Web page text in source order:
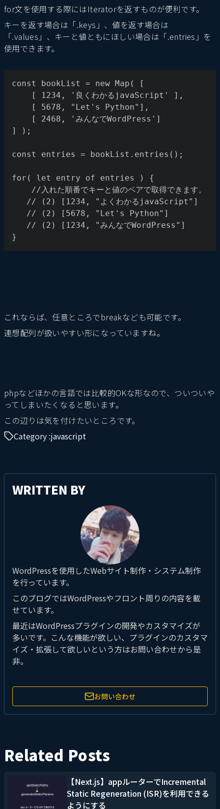
for文を使用する際にはIteratorを返すものが便利です。
キーを返す場合は「.keys」、値を返す場合は
「.values」、キーと値ともにほしい場合は「.entries」を
使用できます。
const bookList = new Map( [
    [ 1234, '良くわかるjavaScript' ],
    [ 5678, "Let's Python"],
    [ 2468, 'みんなでWordPress']
] );
const entries = bookList.entries();
for( let entry of entries ) {
    //入れた順番でキーと値のペアで取得できます。
   // (2) [1234, "よくわかるjavaScript"]
   // (2) [5678, "Let's Python"]
   // (2) [1234, "みんなでWordPress"]
}
これならば、任意ところでbreakなども可能です。
連想配列が扱いやすい形になっていますね。
phpなどほかの言語では比較的OKな形なので、ついついや
ってしまいたくなると思います。
この辺りは気を付けたいところです。
Category :javascript
WRITTEN BY
WordPressを使用したWebサイト制作・システム制作
を行っています。
このブログではWordPressやフロント周りの内容を載
せています。
最近はWordPressプラグインの開発やカスタマイズが
多いです。こんな機能が欲しい、プラグインのカスタマ
イズ・拡張して欲しいという方はお問い合わせから是
非。
お問い合わせ
Related Posts
【Next.js】appルーターでIncremental
Static Regeneration (ISR)を利用できる
ようにする